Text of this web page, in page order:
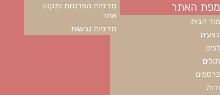
מפת האתר
הבית
מדיניות הפרטיות ותקנון
אתר
מדיניות נגישות